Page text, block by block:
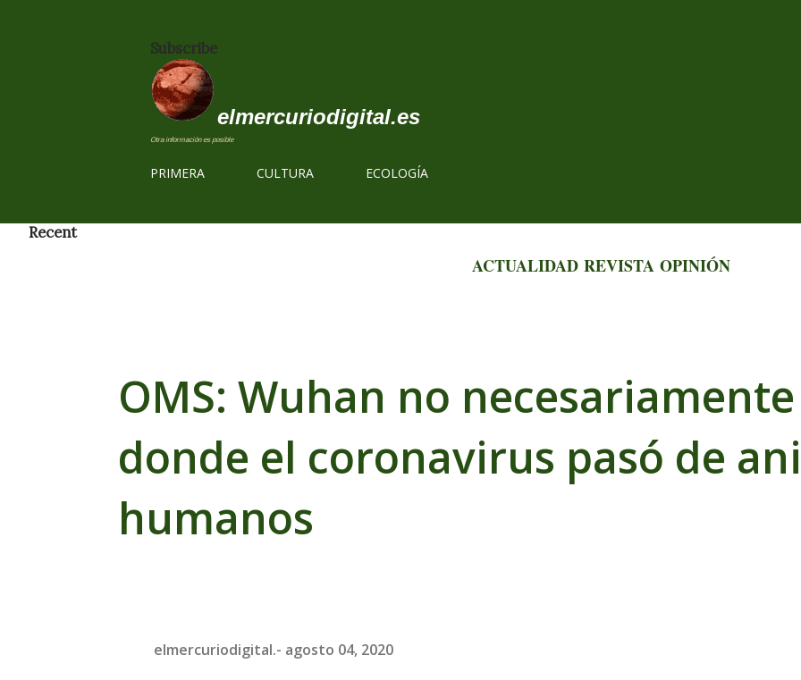
Subscribe
elmercuriodigital.es
Otra información es posible
PRIMERA CULTURA ECOLOGÍA
Recent
ACTUALIDAD REVISTA OPINIÓN
OMS: Wuhan no
donde el coronavirus pasó de
humanos
elmercuriodigital.- agosto 04, 2020